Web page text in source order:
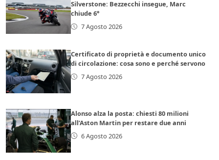
Silverstone: Bezzecchi insegue, Marc
chiude 6°
7 Agosto 2026
Certificato di proprietà e documento unico
di circolazione: cosa sono e perché servono
7 Agosto 2026
Alonso alza la posta: chiesti 80 milioni
all’Aston Martin per restare due anni
6 Agosto 2026